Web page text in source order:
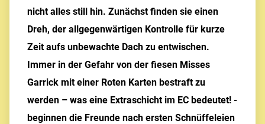
nicht alles still hin. Zunächst finden sie einen
Dreh, der allgegenwärtigen Kontrolle für kurze
Zeit aufs unbewachte Dach zu entwischen.
Immer in der Gefahr von der fiesen Misses
Garrick mit einer Roten Karten bestraft zu
werden – was eine Extraschicht im EC bedeutet! -
beginnen die Freunde nach ersten Schnüffeleien